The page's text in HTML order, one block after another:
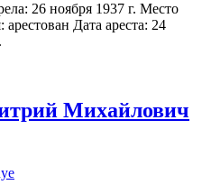
26 ноября 1937 г. Место
Дата ареста: 24
Михайлович